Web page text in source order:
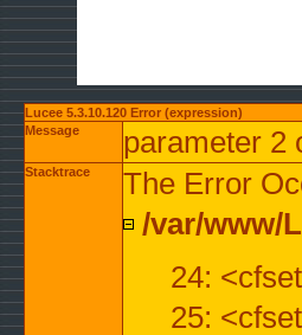
Lucee 5.3.10.120 Error (expression)
Message
parameter 2
Stacktrace
The Error
/var/www/
24:
25: